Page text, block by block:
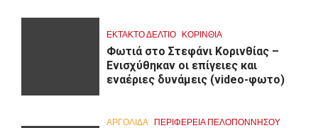
ΕΚΤΑΚΤΟ ΔΕΛΤΙΟ ΚΟΡΙΝΘΊΑ
Φωτιά στο Στεφάνι Κορινθίας –
Ενισχύθηκαν οι επίγειες και
εναέριες δυνάμεις (video-φωτο)
ΑΡΓΟΛΙΔΑ ΠΕΡΙΦΈΡΕΙΑ ΠΕΛΟΠΟΝΝΉΣΟΥ